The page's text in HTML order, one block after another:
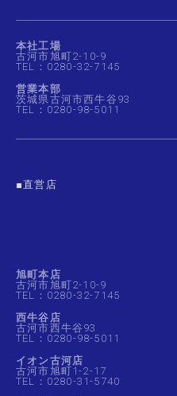
本社工場
古河市旭町2-10-9
TEL：0280-32-7145
営業本部
茨城県古河市西牛谷93
TEL：0280-98-5011
■直営店
旭町本店
古河市旭町2-10-9
TEL：0280-32-7145
西牛谷店
古河市西牛谷93
TEL：0280-98-5011
イオン古河店
古河市旭町1-2-17
TEL：0280-31-5740